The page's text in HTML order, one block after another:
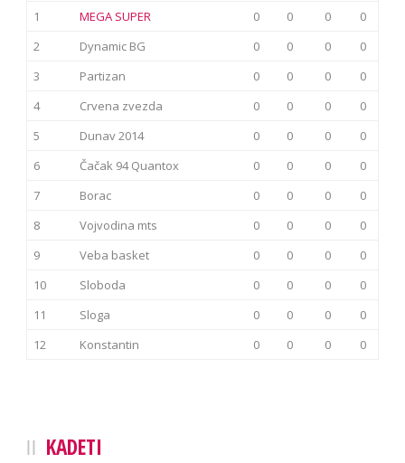
1
MEGA SUPER 0 0 0
0
2
Dynamic BG 0 0 0
0
3
Partizan 0 0 0
0
4
Crvena zvezda 0 0 0
0
5
Dunav 2014 0 0 0
0
6
Čačak 94 Quantox 0 0 0
0
7
Borac 0 0 0
0
8
Vojvodina mts 0 0 0
0
9
Veba basket 0 0 0
0
10
Sloboda 0 0 0
0
11
Sloga 0 0 0
0
12
Konstantin 0 0 0 0
KADETI